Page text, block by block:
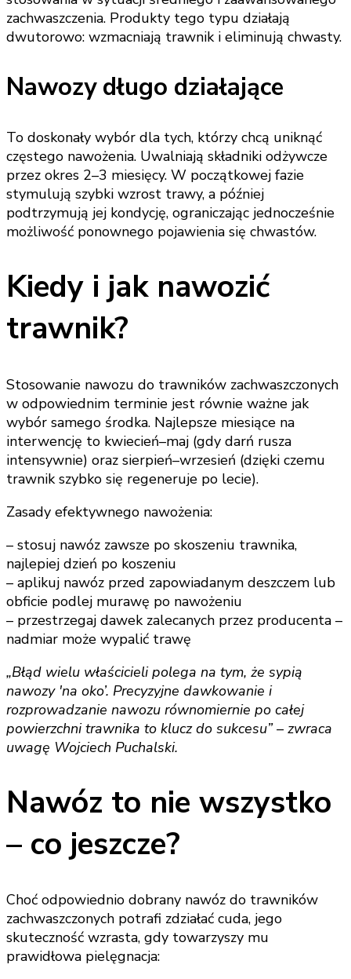
zachwaszczenia. Produkty tego typu działają
dwutorowo: wzmacniają trawnik i eliminują chwasty.
Nawozy długo działające
To doskonały wybór dla tych, którzy chcą uniknąć
częstego nawożenia. Uwalniają składniki odżywcze
przez okres 2–3 miesięcy. W początkowej fazie
stymulują szybki wzrost trawy, a później
podtrzymują jej kondycję, ograniczając jednocześnie
możliwość ponownego pojawienia się chwastów.
Kiedy i jak nawozić
trawnik?
Stosowanie nawozu do trawników zachwaszczonych
w odpowiednim terminie jest równie ważne jak
wybór samego środka. Najlepsze miesiące na
interwencję to kwiecień–maj (gdy darń rusza
intensywnie) oraz sierpień–wrzesień (dzięki czemu
trawnik szybko się regeneruje po lecie).
Zasady efektywnego nawożenia:
– stosuj nawóz zawsze po skoszeniu trawnika,
najlepiej dzień po koszeniu
– aplikuj nawóz przed zapowiadanym deszczem lub
obficie podlej murawę po nawożeniu
– przestrzegaj dawek zalecanych przez producenta –
nadmiar może wypalić trawę
„Błąd wielu właścicieli polega na tym, że sypią
nawozy 'na oko’. Precyzyjne dawkowanie i
rozprowadzanie nawozu równomiernie po całej
powierzchni trawnika to klucz do sukcesu” – zwraca
uwagę Wojciech Puchalski.
Nawóz to nie wszystko
– co jeszcze?
Choć odpowiednio dobrany nawóz do trawników
zachwaszczonych potrafi zdziałać cuda, jego
skuteczność wzrasta, gdy towarzyszy mu
prawidłowa pielęgnacja: